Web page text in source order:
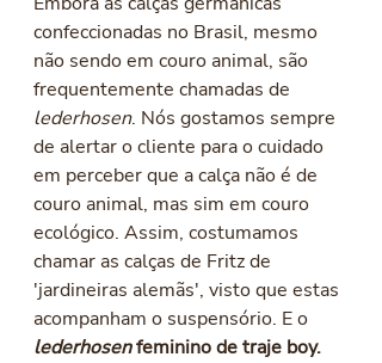
confeccionadas no Brasil, mesmo
não sendo em couro animal, são
frequentemente chamadas de
lederhosen. Nós gostamos sempre
de alertar o cliente para o cuidado
em perceber que a calça não é de
couro animal, mas sim em couro
ecológico. Assim, costumamos
chamar as calças de Fritz de
'jardineiras alemãs', visto que estas
acompanham o suspensório. E o
lederhosen feminino de traje boy.